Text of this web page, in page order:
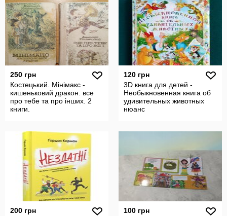
250 грн
Костецький. Мiнiмакс -
кишеньковий дракон. все
про тебе та про iнших. 2
книги.
120 грн
3D книга для детей -
Необыкновенная книга об
удивительных животных
нюанс
200 грн
100 грн